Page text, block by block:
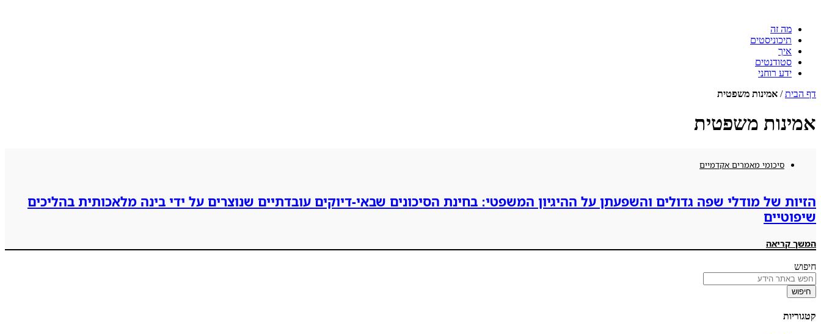
מה זה
תיכוניסטים
איך
סטודנטים
ידע רוחני
דף הבית/ אמינות משפטית
אמינות משפטית
סיכומי מאמרים אקדמיים
הזיות של מודלי שפה גדולים והשפעתן על ההיגיון המשפטי: בחינת הסיכונים שבאי-דיוקים עובדתיים שנוצרים על ידי בינה מלאכותית בהליכים
שיפוטיים
המשך קריאה
חיפוש
חיפוש
קטגוריות